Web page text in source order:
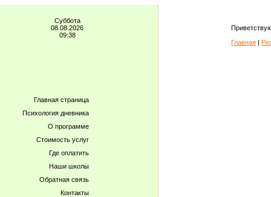
Суббота
08.08.2026
09:38
Главная страница
Психология дневника
О программе
Стоимость услуг
Где оплатить
Наши школы
Обратная связь
Контакты
Главная |